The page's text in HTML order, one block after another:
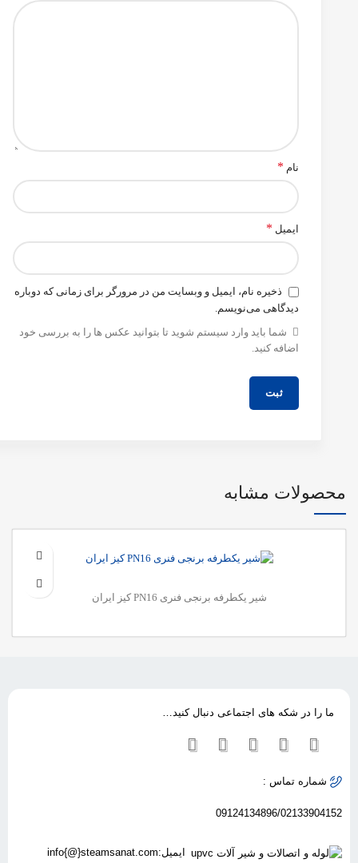
نام *
ایمیل *
ذخیره نام، ایمیل و وبسایت من در مرورگر برای زمانی که دوباره
دیدگاهی می‌نویسم.
شما باید وارد سیستم شوید تا بتوانید عکس ها را به بررسی خود
اضافه کنید.
محصولات مشابه
شیر یکطرفه برنجی فنری PN16 کیز ایران
ما را در شکه های اجتماعی دنبال کنید…
شماره تماس :
09124134896/02133904152
ایمیل:info{@}steamsanat.com